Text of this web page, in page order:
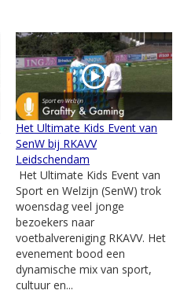
Het Ultimate Kids Event van
SenW bij RKAVV
Leidschendam
Het Ultimate Kids Event van
Sport en Welzijn (SenW) trok
woensdag veel jonge
bezoekers naar
voetbalvereniging RKAVV. Het
evenement bood een
dynamische mix van sport,
cultuur en...